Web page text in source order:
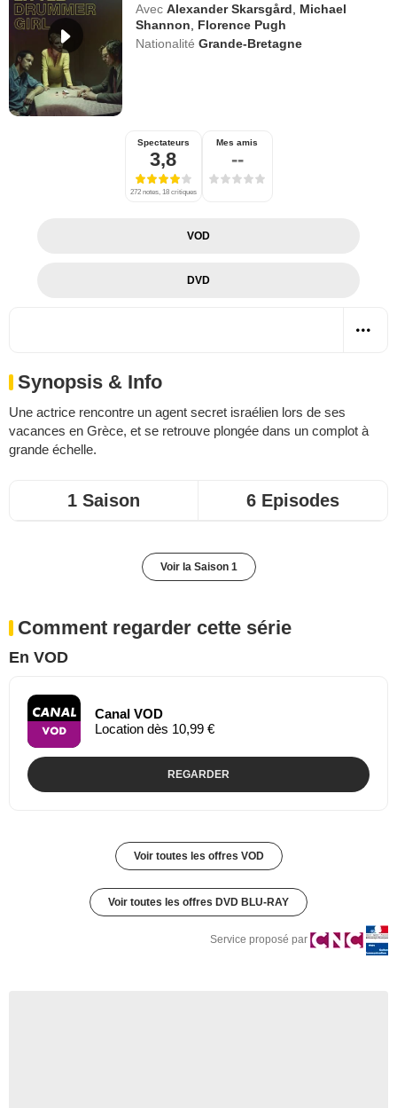
Avec Alexander Skarsgård
Michael
Shannon
Florence Pugh
Nationalité Grande-Bretagne
Spectateurs
3,8
272 notes, 18 critiques
Mes amis
--
VOD
DVD
Synopsis & Info
Une actrice rencontre un agent secret israélien lors de ses
vacances en Grèce, et se retrouve plongée dans un complot à
grande échelle.
1 Saison 6 Episodes
Voir la Saison 1
Comment regarder cette série
En VOD
Canal VOD
Location dès 10,99 €
REGARDER
Voir toutes les offres VOD
Voir toutes les offres DVD BLU-RAY
Service proposé par